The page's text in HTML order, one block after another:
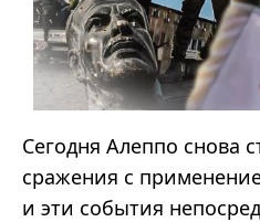
Сегодня Алеппо снова
сражения с
и эти события